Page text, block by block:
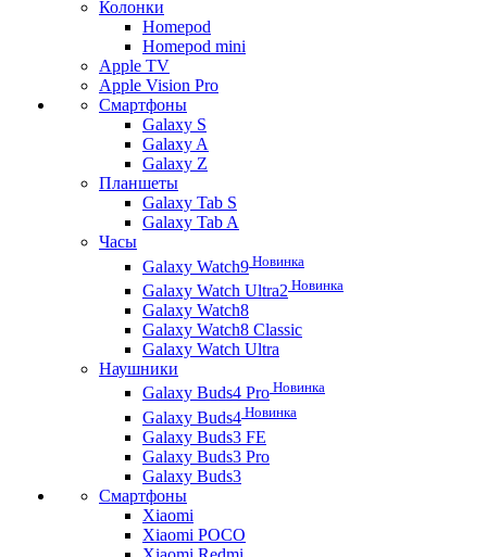
Колонки
Homepod
Homepod mini
Apple TV
Apple Vision Pro
Смартфоны
Galaxy S
Galaxy A
Galaxy Z
Планшеты
Galaxy Tab S
Galaxy Tab A
Часы
Galaxy Watch9 Новинка
Galaxy Watch Ultra2 Новинка
Galaxy Watch8
Galaxy Watch8 Classic
Galaxy Watch Ultra
Наушники
Galaxy Buds4 Pro Новинка
Galaxy Buds4 Новинка
Galaxy Buds3 FE
Galaxy Buds3 Pro
Galaxy Buds3
Смартфоны
Xiaomi
Xiaomi POCO